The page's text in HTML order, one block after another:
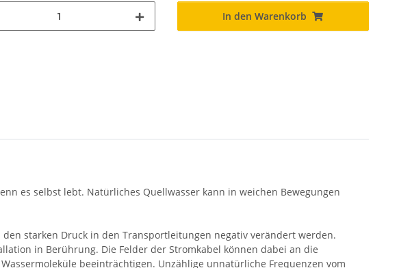
In den Warenkorb
es selbst lebt. Natürliches Quellwasser kann in weichen Bewegungen
starken Druck in den Transportleitungen negativ verändert werden.
in Berührung. Die Felder der Stromkabel können dabei an die
beeinträchtigen. Unzählige unnatürliche Frequenzen vom